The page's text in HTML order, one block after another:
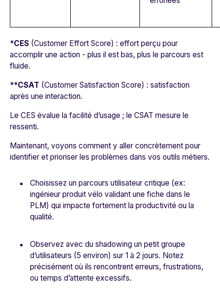
*CES (Customer Effort Score) : effort perçu pour
accomplir une action - plus il est bas, plus le parcours est
fluide.
**CSAT (Customer Satisfaction Score) : satisfaction
après une interaction.
Le CES évalue la facilité d’usage ; le CSAT mesure le
ressenti.
Maintenant, voyons comment y aller concrètement pour
identifier et prioriser les problèmes dans vos outils métiers.
Choisissez un parcours utilisateur critique (ex:
ingénieur produit vélo validant une fiche dans le
PLM) qui impacte fortement la productivité ou la
qualité.
Observez avec du shadowingun petit groupe
d’utilisateurs (5 environ) sur 1 à 2 jours. Notez
précisément où ils rencontrent erreurs, frustrations,
ou temps d’attente excessifs.